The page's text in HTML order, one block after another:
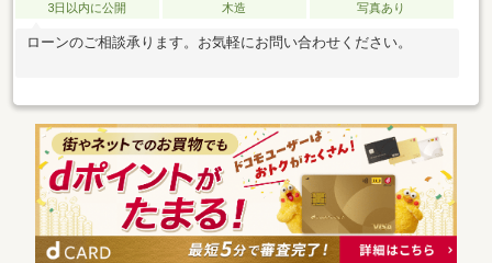
3日以内に公開 木造 写真あり
ローンのご相談承ります。お気軽にお問い合わせください。